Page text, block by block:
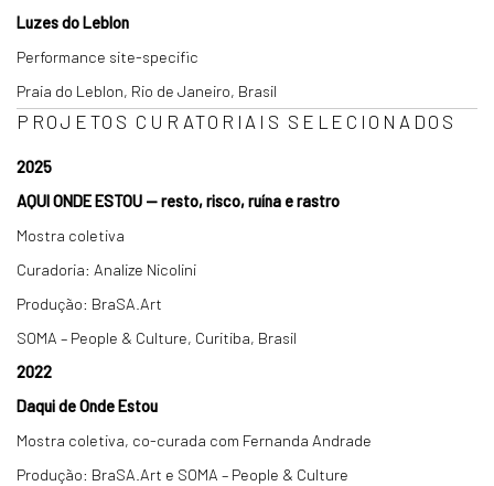
Luzes do Leblon
Performance site-specific
Praia do Leblon, Rio de Janeiro, Brasil
PROJETOS CURATORIAIS SELECIONADOS
2025
AQUI ONDE ESTOU — resto, risco, ruína e rastro
Mostra coletiva
Curadoria: Analize Nicolini
Produção: BraSA.Art
SOMA – People & Culture, Curitiba, Brasil
2022
Daqui de Onde Estou
Mostra coletiva, co-curada com Fernanda Andrade
Produção: BraSA.Art e SOMA – People & Culture